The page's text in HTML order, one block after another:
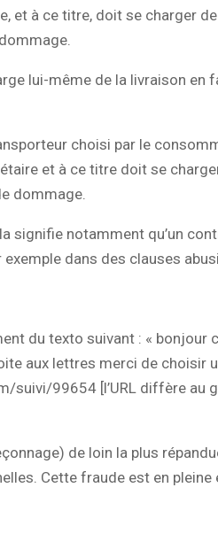
et à ce titre, doit se charger
lui-même de la livraison en
choisi par le
et à ce titre doit se
dommage.
signifie notamment qu’un
dans des clauses
du texto suivant : « bonjour
aux lettres merci de choisir
suivi/99654 [l’URL diffère au
de loin la plus
Cette fraude est en pleine